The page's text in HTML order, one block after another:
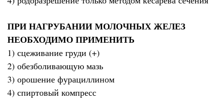
ПРИ НАГРУБАНИИ МОЛОЧНЫХ ЖЕЛЕЗ
НЕОБХОДИМО ПРИМЕНИТЬ
1) сцеживание груди (+)
2) обезболивающую мазь
3) орошение фурациллином
4) спиртовый компресс